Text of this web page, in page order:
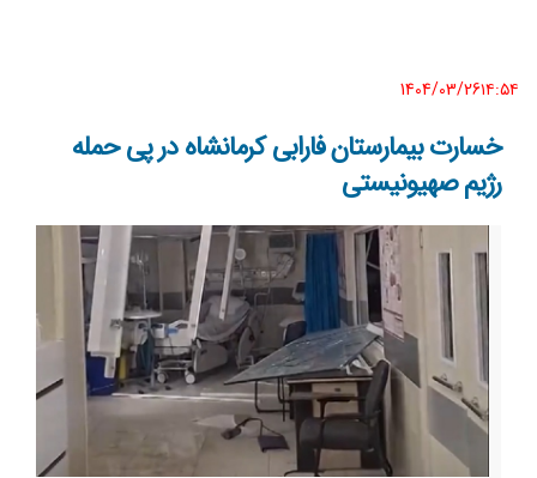
1404/03/26١٤:٥٤
خسارت بیمارستان فارابی کرمانشاه در پی حمله
رژیم صهیونیستی